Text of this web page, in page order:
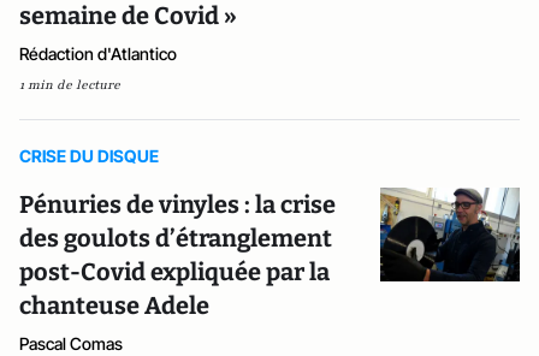
semaine de Covid »
Rédaction d'Atlantico
1 min de lecture
CRISE DU DISQUE
Pénuries de vinyles : la crise
des goulots d’étranglement
post-Covid expliquée par la
chanteuse Adele
Pascal Comas